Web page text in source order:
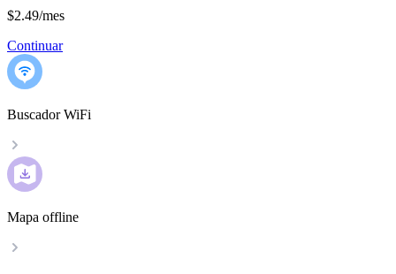
$2.49/mes
Continuar
Buscador WiFi
Mapa offline